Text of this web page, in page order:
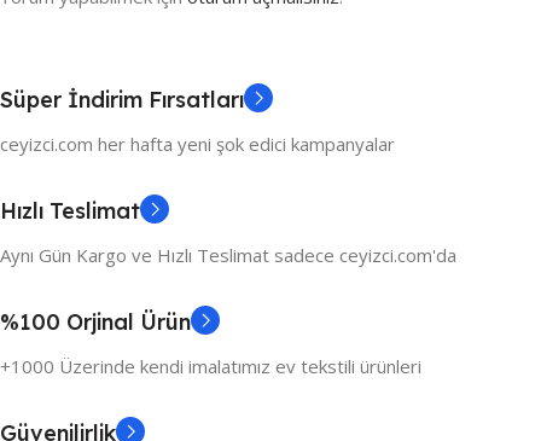
Süper İndirim Fırsatları
ceyizci.com her hafta yeni şok edici kampanyalar
Hızlı Teslimat
Aynı Gün Kargo ve Hızlı Teslimat sadece ceyizci.com'da
%100 Orjinal Ürün
+1000 Üzerinde kendi imalatımız ev tekstili ürünleri
Güvenilirlik